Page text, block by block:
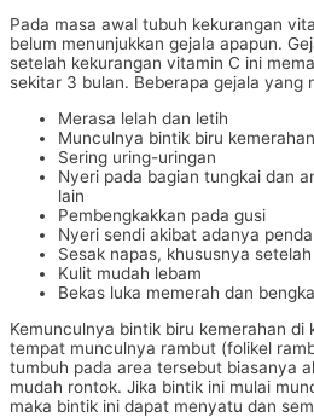
Pada masa awal tubuh kekurangan
belum menunjukkan gejala apapun.
setelah kekurangan vitamin C ini
sekitar 3 bulan. Beberapa gejala yang
Merasa lelah dan letih
Munculnya bintik biru
Sering uring-uringan
Nyeri pada bagian tungkai dan
lain
Pembengkakkan pada gusi
Nyeri sendi akibat adanya
Sesak napas, khususnya
Kulit mudah lebam
Bekas luka memerah dan
Kemunculnya bintik biru kemerahan di
tempat munculnya rambut (folikel
tumbuh pada area tersebut biasanya
mudah rontok. Jika bintik ini mulai
maka bintik ini dapat menyatu dan